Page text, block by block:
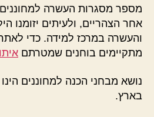
מספר מסגרות העשרה למחוננים
אחר הצהריים, ולעיתים יזומנו
והעשרה במרכז למידה. כדי
מתקיימים בוחנים שמטרתם
נושא מבחני הכנה למחוננים
בארץ.